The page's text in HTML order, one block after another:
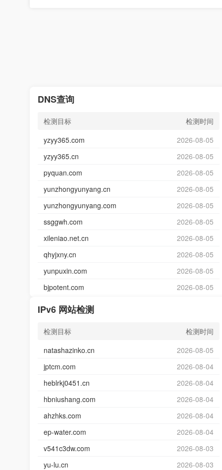
DNS查询
检测目标
检测时间
yzyy365.com
2026-08-05
yzyy365.cn
2026-08-05
pyquan.com
2026-08-05
yunzhongyunyang.cn
2026-08-05
yunzhongyunyang.com
2026-08-05
ssggwh.com
2026-08-05
xileniao.net.cn
2026-08-05
qhyjxny.cn
2026-08-05
yunpuxin.com
2026-08-05
bjpotent.com
2026-08-05
IPv6 网站检测
检测目标
检测时间
natashazinko.cn
2026-08-05
jptcm.com
2026-08-04
heblrkj0451.cn
2026-08-04
hbniushang.com
2026-08-04
ahzhks.com
2026-08-04
ep-water.com
2026-08-04
v541c3dw.com
2026-08-03
yu-lu.cn
2026-08-03